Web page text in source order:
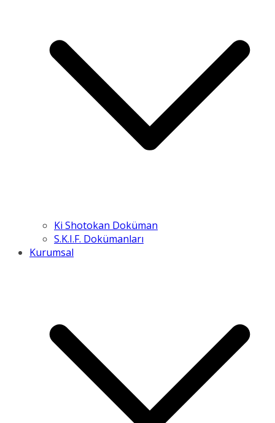
Ki Shotokan Doküman
S.K.I.F. Dokümanları
Kurumsal